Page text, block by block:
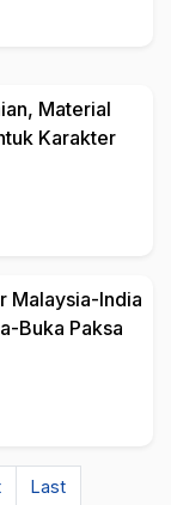
Material
Karakter
Malaysia-India
Buka Paksa
Last